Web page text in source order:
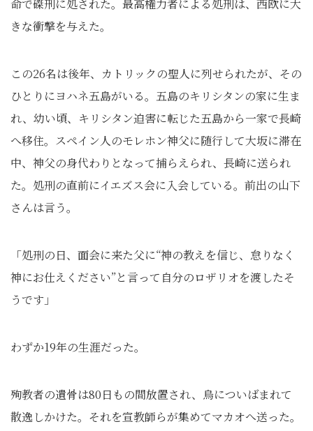
命で磔刑に処された。最高権力者による処刑は、西欧に大
きな衝撃を与えた。
この26名は後年、カトリックの聖人に列せられたが、その
ひとりにヨハネ五島がいる。五島のキリシタンの家に生ま
れ、幼い頃、キリシタン迫害に転じた五島から一家で長崎
へ移住。スペイン人のモレホン神父に随行して大坂に滞在
中、神父の身代わりとなって捕らえられ、長崎に送られ
た。処刑の直前にイエズス会に入会している。前出の山下
さんは言う。
「処刑の日、面会に来た父に“神の教えを信じ、怠りなく
神にお仕えください”と言って自分のロザリオを渡したそ
うです」
わずか19年の生涯だった。
殉教者の遺骨は80日もの間放置され、烏についばまれて
散逸しかけた。それを宣教師らが集めてマカオへ送った。